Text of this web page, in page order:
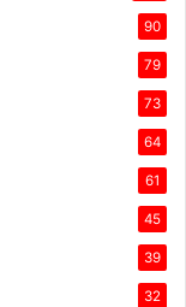
90
79
73
64
61
45
39
32